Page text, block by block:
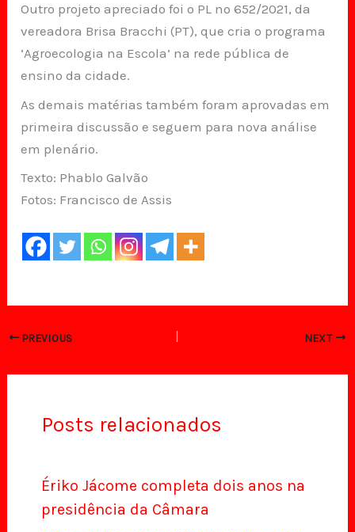
Outro projeto apreciado foi o PL nº 652/2021, da
vereadora Brisa Bracchi (PT), que cria o programa
‘Agroecologia na Escola’ na rede pública de
ensino da cidade.
As demais matérias também foram aprovadas em
primeira discussão e seguem para nova análise
em plenário.
Texto: Phablo Galvão
Fotos: Francisco de Assis
PREVIOUS NEXT
Posts relacionados
Ériko Jácome completa dois anos na
presidência da Câmara